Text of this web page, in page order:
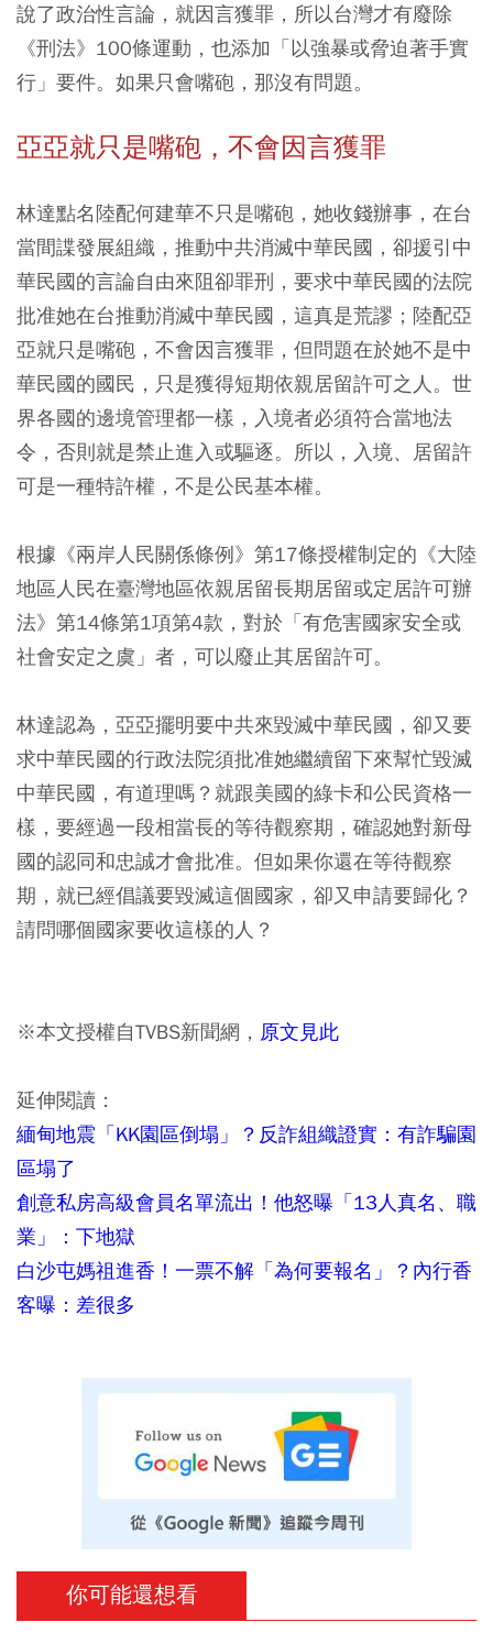
說了政治性言論，就因言獲罪，所以台灣才有廢除
《刑法》100條運動，也添加「以強暴或脅迫著手實
行」要件。如果只會嘴砲，那沒有問題。
亞亞就只是嘴砲，不會因言獲罪
林達點名陸配何建華不只是嘴砲，她收錢辦事，在台
當間諜發展組織，推動中共消滅中華民國，卻援引中
華民國的言論自由來阻卻罪刑，要求中華民國的法院
批准她在台推動消滅中華民國，這真是荒謬；陸配亞
亞就只是嘴砲，不會因言獲罪，但問題在於她不是中
華民國的國民，只是獲得短期依親居留許可之人。世
界各國的邊境管理都一樣，入境者必須符合當地法
令，否則就是禁止進入或驅逐。所以，入境、居留許
可是一種特許權，不是公民基本權。
根據《兩岸人民關係條例》第17條授權制定的《大陸
地區人民在臺灣地區依親居留長期居留或定居許可辦
法》第14條第1項第4款，對於「有危害國家安全或
社會安定之虞」者，可以廢止其居留許可。
林達認為，亞亞擺明要中共來毀滅中華民國，卻又要
求中華民國的行政法院須批准她繼續留下來幫忙毀滅
中華民國，有道理嗎？就跟美國的綠卡和公民資格一
樣，要經過一段相當長的等待觀察期，確認她對新母
國的認同和忠誠才會批准。但如果你還在等待觀察
期，就已經倡議要毀滅這個國家，卻又申請要歸化？
請問哪個國家要收這樣的人？
※本文授權自TVBS新聞網， 原文見此
延伸閱讀：
緬甸地震「KK園區倒塌」？反詐組織證實：有詐騙園
區塌了
創意私房高級會員名單流出！他怒曝「13人真名、職
業」：下地獄
白沙屯媽祖進香！一票不解「為何要報名」？內行香
客曝：差很多
你可能還想看